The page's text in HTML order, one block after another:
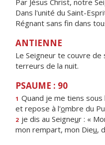
Par Jésus Christ, notre
Dans l'unité du Saint-
Régnant sans fin dans
ANTIENNE
Le Seigneur te couvre de
terreurs de la nuit.
PSAUME : 90
1 Quand je me tiens sous
et repose à l'ombre du
2 je dis au Seigneur : «
mon rempart, mon Dieu,